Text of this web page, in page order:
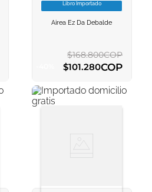
VER INFORMACION
Libro Importado
Airea Ez Da Debalde
$168.800COP
$101.280COP
AGREGAR AL CARRITO